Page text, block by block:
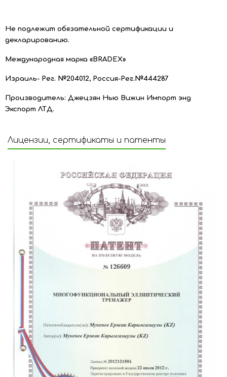
Не подлежит обязательной сертификации и
декларированию.
Международная марка «BRADEX»
Израиль- Рег. №204012, Россия-Рег.№444287
Производитель: Джецзян Нью Вижин Импорт энд
Экспорт ЛТД.
Лицензии, сертификаты и патенты